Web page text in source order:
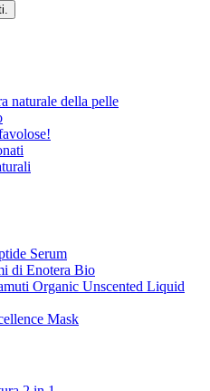
naturale della pelle
Serum
di Enotera Bio
Organic Unscented Liquid
Mask